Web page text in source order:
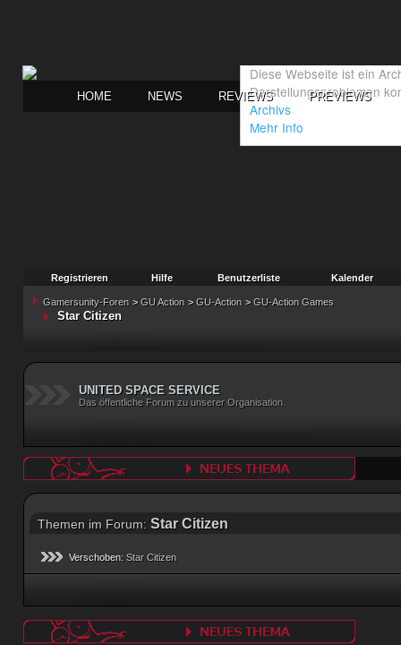
HOME NEWS REVIEWS PREVIEWS
Registrieren Hilfe Benutzerliste Kalender
Gamersunity-Foren >GU Action >GU-Action >GU-Action Games
Star Citizen
UNITED SPACE SERVICE
Das öffentliche Forum zu unserer Organisation.
Themen im Forum: Star Citizen
Verschoben: Star Citizen